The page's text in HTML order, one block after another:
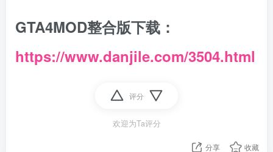
GTA4MOD整合版下载：
https://www.danjile.com/3504.html
评分
欢迎为Ta评分
分享 收藏